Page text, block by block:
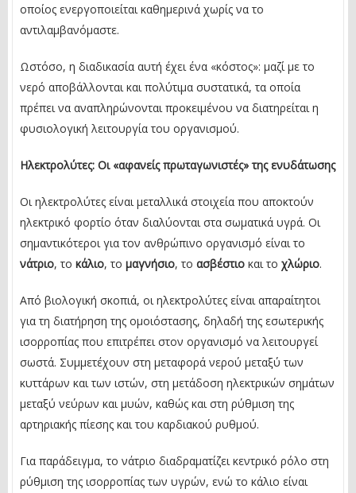
οποίος ενεργοποιείται καθημερινά χωρίς να το
αντιλαμβανόμαστε.
Ωστόσο, η διαδικασία αυτή έχει ένα «κόστος»: μαζί με το
νερό αποβάλλονται και πολύτιμα συστατικά, τα οποία
πρέπει να αναπληρώνονται προκειμένου να διατηρείται η
φυσιολογική λειτουργία του οργανισμού.
Ηλεκτρολύτες: Οι «αφανείς πρωταγωνιστές» της ενυδάτωσης
Οι ηλεκτρολύτες είναι μεταλλικά στοιχεία που αποκτούν
ηλεκτρικό φορτίο όταν διαλύονται στα σωματικά υγρά. Οι
σημαντικότεροι για τον ανθρώπινο οργανισμό είναι το
νάτριο, το κάλιο, το μαγνήσιο, το ασβέστιο και το χλώριο.
Από βιολογική σκοπιά, οι ηλεκτρολύτες είναι απαραίτητοι
για τη διατήρηση της ομοιόστασης, δηλαδή της εσωτερικής
ισορροπίας που επιτρέπει στον οργανισμό να λειτουργεί
σωστά. Συμμετέχουν στη μεταφορά νερού μεταξύ των
κυττάρων και των ιστών, στη μετάδοση ηλεκτρικών σημάτων
μεταξύ νεύρων και μυών, καθώς και στη ρύθμιση της
αρτηριακής πίεσης και του καρδιακού ρυθμού.
Για παράδειγμα, το νάτριο διαδραματίζει κεντρικό ρόλο στη
ρύθμιση της ισορροπίας των υγρών, ενώ το κάλιο είναι